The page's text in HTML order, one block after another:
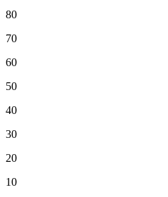
80
70
60
50
40
30
20
10